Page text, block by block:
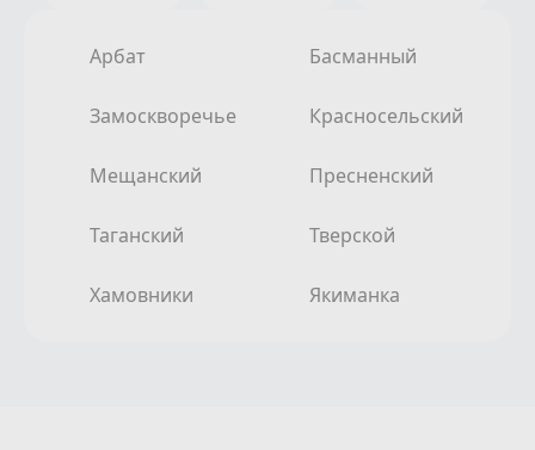
Арбат Басманный
Замоскворечье Красносельский
Мещанский Пресненский
Таганский Тверской
Хамовники Якиманка